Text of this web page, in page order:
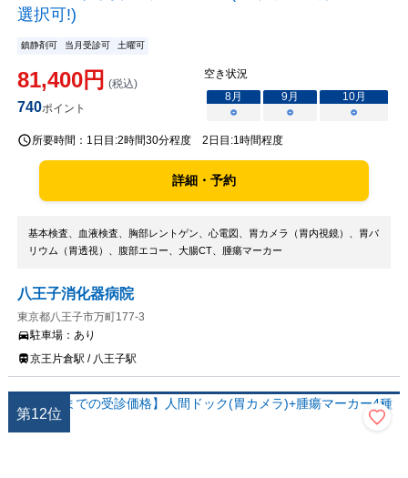
選択可!)
鎮静剤可 当月受診可 土曜可
81,400円 (税込)
740ポイント
空き状況
8月 9月 10月
○
○ ○
所要時間： 1日目:2時間30分程度 2日目:1時間程度
詳細・予約
基本検査、血液検査、胸部レントゲン、心電図、胃カメラ（胃内視鏡）、胃バ
リウム（胃透視）、腹部エコー、大腸CT、腫瘍マーカー
八王子消化器病院
東京都八王子市万町177-3
駐車場： あり
京王片倉駅 / 八王子駅
第12位